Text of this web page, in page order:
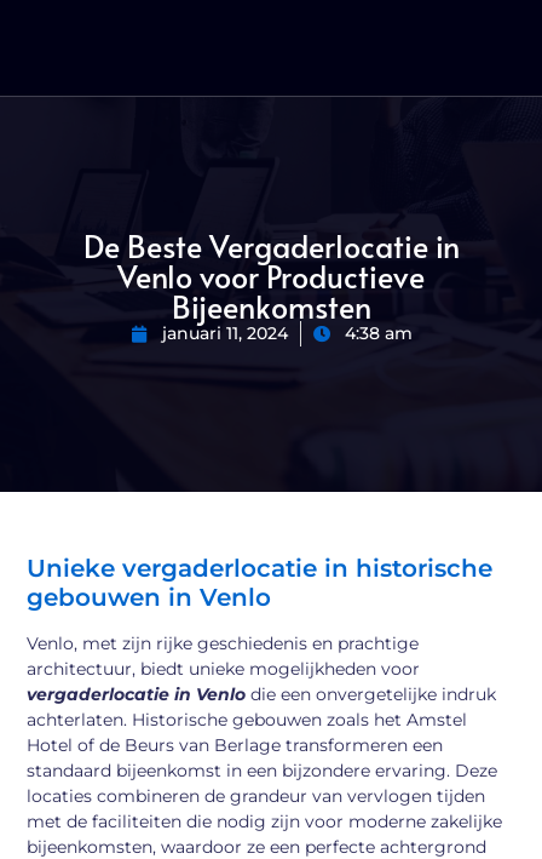
De Beste Vergaderlocatie in
Venlo voor Productieve
Bijeenkomsten
januari 11, 2024 4:38 am
Unieke vergaderlocatie in historische
gebouwen in Venlo
Venlo, met zijn rijke geschiedenis en prachtige
architectuur, biedt unieke mogelijkheden voor
vergaderlocatie in Venlo die een onvergetelijke indruk
achterlaten. Historische gebouwen zoals het Amstel
Hotel of de Beurs van Berlage transformeren een
standaard bijeenkomst in een bijzondere ervaring. Deze
locaties combineren de grandeur van vervlogen tijden
met de faciliteiten die nodig zijn voor moderne zakelijke
bijeenkomsten, waardoor ze een perfecte achtergrond